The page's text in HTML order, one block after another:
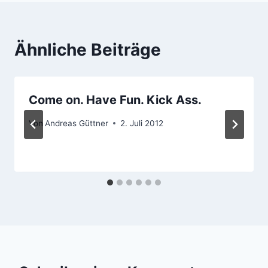
Ähnliche Beiträge
Come on. Have Fun. Kick Ass.
Von Andreas Güttner 2. Juli 2012